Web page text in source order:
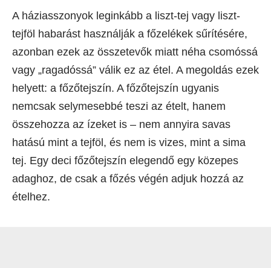
A háziasszonyok leginkább a liszt-tej vagy liszt-
tejföl habarást használják a főzelékek sűrítésére,
azonban ezek az összetevők miatt néha csomóssá
vagy „ragadóssá” válik ez az étel. A megoldás ezek
helyett: a főzőtejszín. A főzőtejszín ugyanis
nemcsak selymesebbé teszi az ételt, hanem
összehozza az ízeket is – nem annyira savas
hatású mint a tejföl, és nem is vizes, mint a sima
tej. Egy deci főzőtejszín elegendő egy közepes
adaghoz, de csak a főzés végén adjuk hozzá az
ételhez.